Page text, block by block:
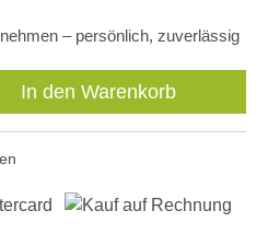
– persönlich, zuverlässig
den gewünschten
In den Warenkorb